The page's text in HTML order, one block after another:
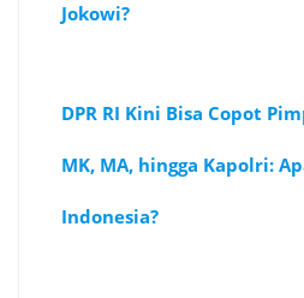
Jokowi?
DPR RI Kini Bisa Copot
MK, MA, hingga Kapolri:
Indonesia?